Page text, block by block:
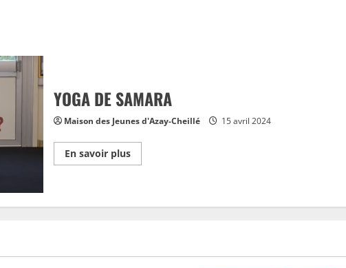
YOGA DE SAMARA
Maison des Jeunes d'Azay-Cheillé 15 avril 2024
En savoir plusEn
savoir
SAMARA